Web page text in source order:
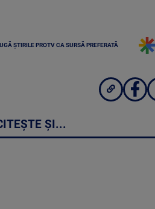
ȘTIRILE PROTV CA SURSĂ PREFERATĂ
ȘI...